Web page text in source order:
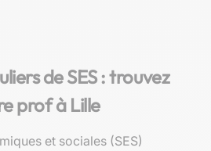
de SES : trouvez
prof à Lille
et sociales (SES)